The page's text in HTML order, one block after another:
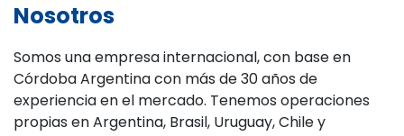
Nosotros
Somos una empresa internacional, con base en
Córdoba Argentina con más de 30 años de
experiencia en el mercado. Tenemos operaciones
propias en Argentina, Brasil, Uruguay, Chile y